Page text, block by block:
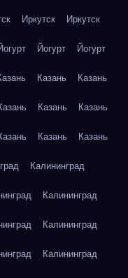
Иркутск Иркутск
Йогурт Йогурт
Казань Казань
Казань Казань
Казань Казань
Калининград
Калининград
Калининград
Калининград